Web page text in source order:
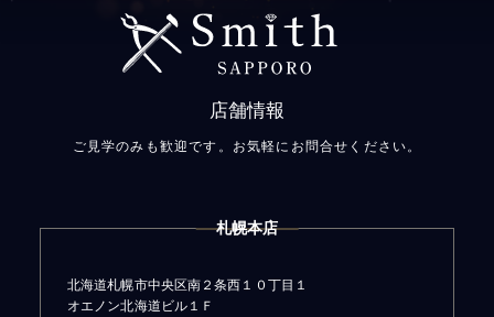
店舗情報
ご見学のみも歓迎です。お気軽にお問合せください。
札幌本店
北海道札幌市中央区南２条西１０丁目１
オエノン北海道ビル１Ｆ